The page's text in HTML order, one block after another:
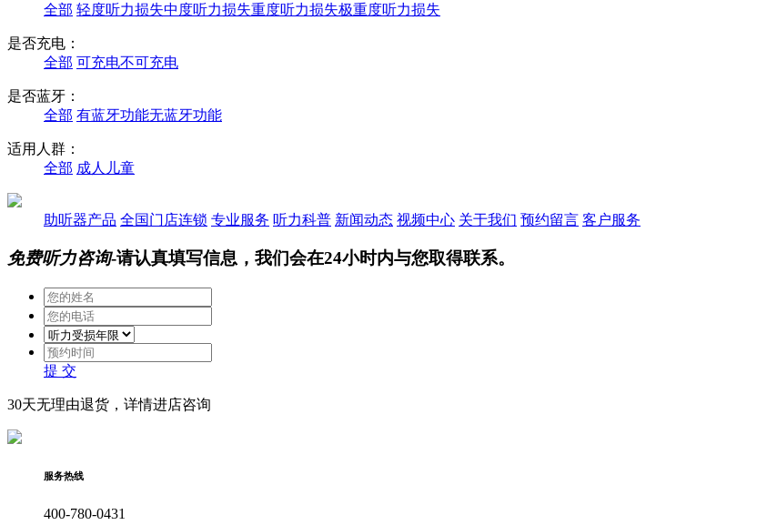
全部 轻度听力损失中度听力损失重度听力损失极重度听力损失
是否充电：
全部 可充电不可充电
是否蓝牙：
全部 有蓝牙功能无蓝牙功能
适用人群：
全部 成人 儿童
助听器产品 全国门店连锁 专业服务 听力科普 新闻动态 视频中心 关于我们 预约留言 客户服务
免费听力咨询-请认真填写信息，我们会在24小时内与您取得联系。
提 交
30天无理由退货，详情进店咨询
服务热线
400-780-0431